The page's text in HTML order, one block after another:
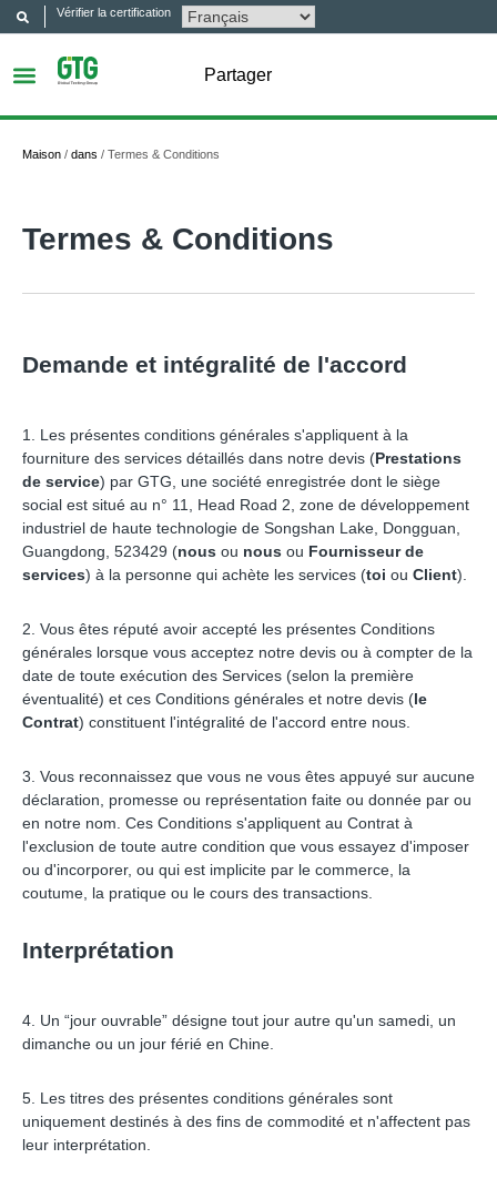
Vérifier la certification
Partager
Maison / dans / Termes & Conditions
Termes & Conditions
Demande et intégralité de l'accord
1. Les présentes conditions générales s'appliquent à la
fourniture des services détaillés dans notre devis (Prestations
de service) par GTG, une société enregistrée dont le siège
social est situé au n° 11, Head Road 2, zone de développement
industriel de haute technologie de Songshan Lake, Dongguan,
Guangdong, 523429 (nous ou nous ou Fournisseur de
services) à la personne qui achète les services (toi ou Client).
2. Vous êtes réputé avoir accepté les présentes Conditions
générales lorsque vous acceptez notre devis ou à compter de la
date de toute exécution des Services (selon la première
éventualité) et ces Conditions générales et notre devis (le
Contrat) constituent l'intégralité de l'accord entre nous.
3. Vous reconnaissez que vous ne vous êtes appuyé sur aucune
déclaration, promesse ou représentation faite ou donnée par ou
en notre nom. Ces Conditions s'appliquent au Contrat à
l'exclusion de toute autre condition que vous essayez d'imposer
ou d'incorporer, ou qui est implicite par le commerce, la
coutume, la pratique ou le cours des transactions.
Interprétation
4. Un “jour ouvrable” désigne tout jour autre qu'un samedi, un
dimanche ou un jour férié en Chine.
5. Les titres des présentes conditions générales sont
uniquement destinés à des fins de commodité et n'affectent pas
leur interprétation.